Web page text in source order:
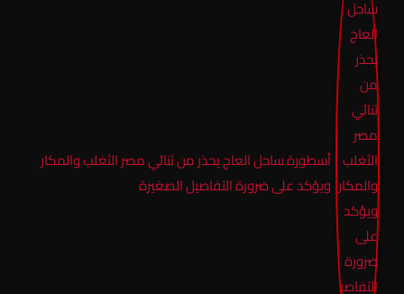
أسطورة ساحل العاج يحذر من ثنائي مصر الثغلب والمكار
ويؤكد على ضرورة التفاصيل الصغيرة